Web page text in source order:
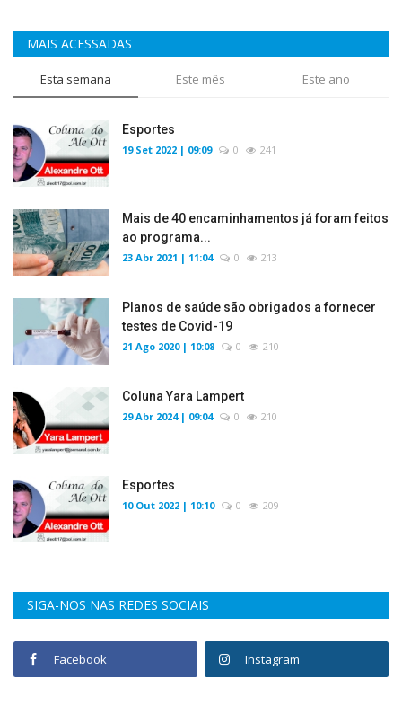
MAIS ACESSADAS
Esta semana Este mês Este ano
Esportes
19 Set 2022 | 09:09 0 241
Mais de 40 encaminhamentos já foram feitos
ao programa...
23 Abr 2021 | 11:04 0 213
Planos de saúde são obrigados a fornecer
testes de Covid-19
21 Ago 2020 | 10:08 0 210
Coluna Yara Lampert
29 Abr 2024 | 09:04 0 210
Esportes
10 Out 2022 | 10:10 0 209
SIGA-NOS NAS REDES SOCIAIS
Facebook Instagram